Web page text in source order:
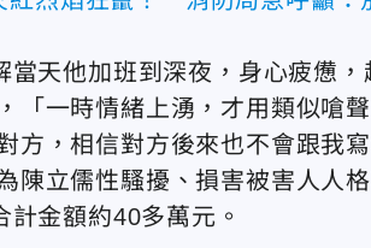
天他加班到深夜，身心疲憊
「一時情緒上湧，才用類似嗆
方，相信對方後來也不會跟我
陳立儒性騷擾、損害被害人人
金額約40多萬元。